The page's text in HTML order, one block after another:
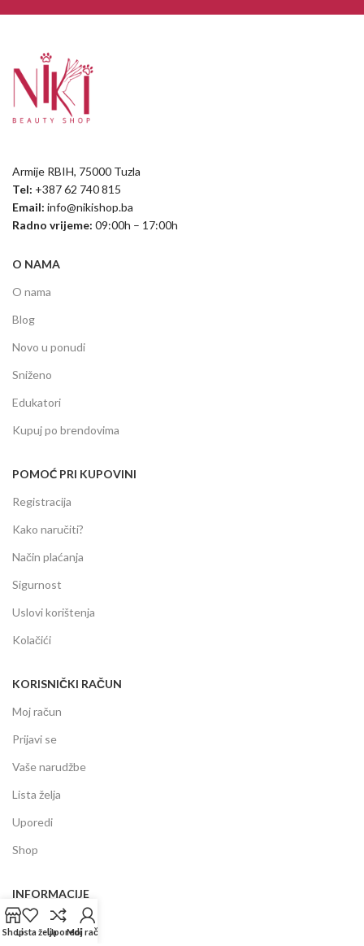
Armije RBIH, 75000 Tuzla
Tel: +387 62 740 815
Email: info@nikishop.ba
Radno vrijeme: 09:00h – 17:00h
O NAMA
O nama
Blog
Novo u ponudi
Sniženo
Edukatori
Kupuj po brendovima
POMOĆ PRI KUPOVINI
Registracija
Kako naručiti?
Način plaćanja
Sigurnost
Uslovi korištenja
Kolačići
KORISNIČKI RAČUN
Moj račun
Prijavi se
Vaše narudžbe
Lista želja
Uporedi
Shop
INFORMACIJE
Prodajni centar
ShopLista željaUporediMoj račun